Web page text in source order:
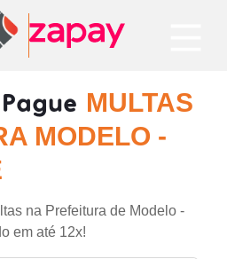
MULTAS
MODELO -
na Prefeitura de Modelo -
em até 12x!